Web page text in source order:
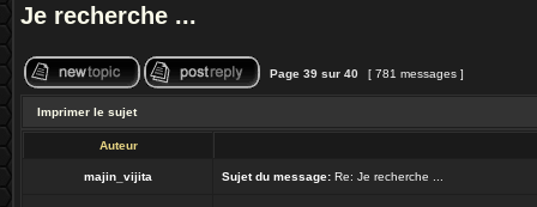
Je recherche ...
Page 39 sur 40 [ 781 messages ]
Imprimer le sujet
Auteur
majin_vijita Sujet du message: Re: Je recherche ...